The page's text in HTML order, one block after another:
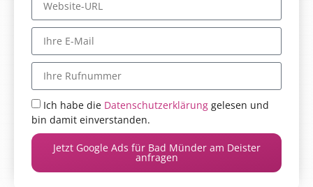
Ich habe die Datenschutzerklärung gelesen und
bin damit einverstanden.
Jetzt Google Ads für Bad Münder am Deister
anfragen